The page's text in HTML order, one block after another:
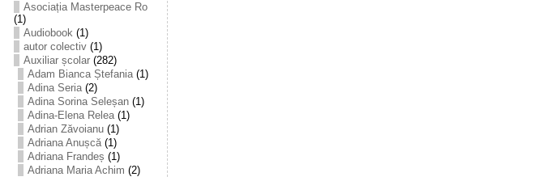
Asociația Masterpeace Ro
(1)
Audiobook(1)
autor colectiv(1)
Auxiliar școlar(282)
Adam Bianca Ștefania(1)
Adina Seria(2)
Adina Sorina Seleșan(1)
Adina-Elena Relea(1)
Adrian Zăvoianu(1)
Adriana Anușcă(1)
Adriana Frandeș (1)
Adriana Maria Achim (2)